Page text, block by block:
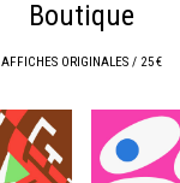
Boutique
AFFICHES ORIGINALES / 25 €